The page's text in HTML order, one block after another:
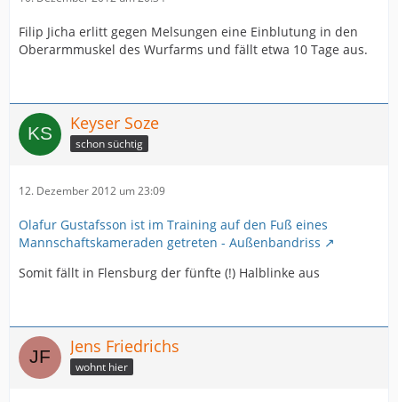
Filip Jicha erlitt gegen Melsungen eine Einblutung in den
Oberarmmuskel des Wurfarms und fällt etwa 10 Tage aus.
Keyser Soze
schon süchtig
12. Dezember 2012 um 23:09
Olafur Gustafsson ist im Training auf den Fuß eines
Mannschaftskameraden getreten - Außenbandriss
Somit fällt in Flensburg der fünfte (!) Halblinke aus
Jens Friedrichs
wohnt hier